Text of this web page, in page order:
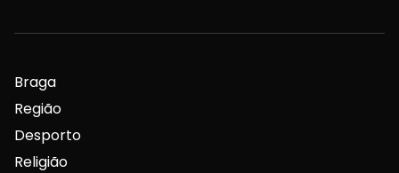
Braga
Região
Desporto
Religião